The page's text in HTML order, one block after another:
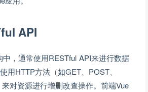
API
，通常使用RESTful API来进行数据
用HTTP方法（如GET、POST、
对资源进行增删改查操作。前端Vue